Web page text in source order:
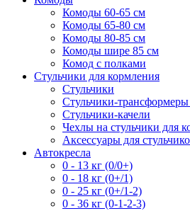
Комоды 60-65 см
Комоды 65-80 см
Комоды 80-85 см
Комоды шире 85 см
Комод с полками
Стульчики для кормления
Стульчики
Стульчики-трансформеры
Стульчики-качели
Чехлы на стульчики для
Аксессуары для
Автокресла
0 - 13 кг (0/0+)
0 - 18 кг (0+/1)
0 - 25 кг (0+/1-2)
0 - 36 кг (0-1-2-3)